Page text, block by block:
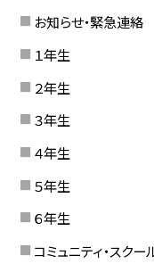
お知らせ・緊急連絡
１年生
２年生
３年生
４年生
５年生
６年生
コミュニティ・スクー